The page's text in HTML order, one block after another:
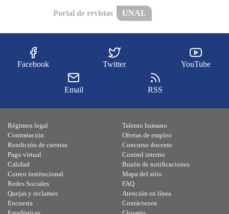
Portal de revistas UNAL
Facebook Twitter YouTube
Email RSS
Régimen legal
Contratación
Rendición de cuentas
Pago virtual
Calidad
Talento humano
Ofertas de empleo
Concurso docente
Control interno
Buzón de notificaciones
Correo institucional
Redes Sociales
Quejas y reclamos
Encuesta
Mapa del sitio
FAQ
Atención en línea
Contáctenos